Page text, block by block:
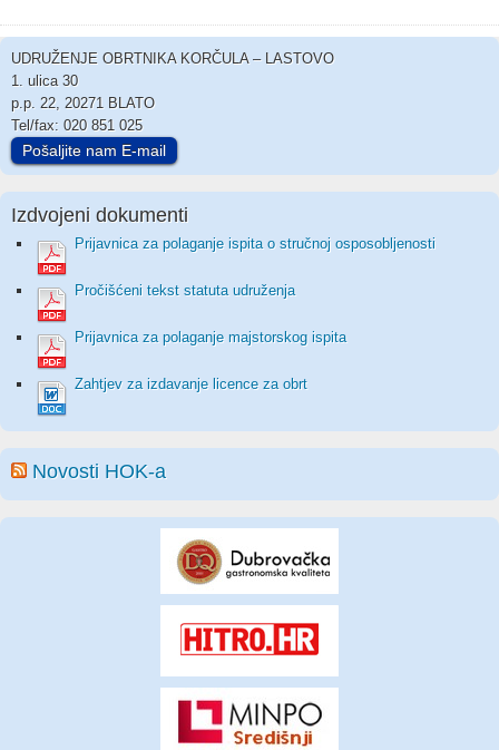
UDRUŽENJE OBRTNIKA KORČULA – LASTOVO
1. ulica 30
p.p. 22, 20271 BLATO
Tel/fax: 020 851 025
Pošaljite nam E-mail
Izdvojeni dokumenti
Prijavnica za polaganje ispita o stručnoj osposobljenosti
Pročišćeni tekst statuta udruženja
Prijavnica za polaganje majstorskog ispita
Zahtjev za izdavanje licence za obrt
Novosti HOK-a